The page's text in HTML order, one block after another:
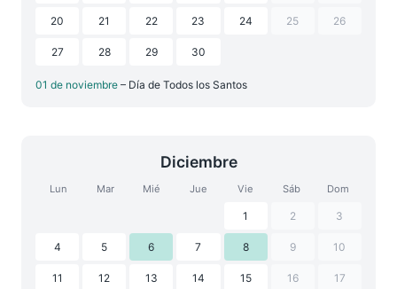
20 21 22 23 24 25 26
27 28 29 30
01 de noviembre – Día de Todos los Santos
Diciembre
Lun Mar Mié Jue Vie Sáb Dom
1 2 3
4 5 6 7 8 9 10
11 12 13 14 15 16 17